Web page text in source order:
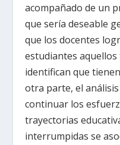
acompañado de un
que sería deseable
que los docentes
estudiantes aquellos
identifican que
otra parte, el
continuar los
trayectorias
interrumpidas se